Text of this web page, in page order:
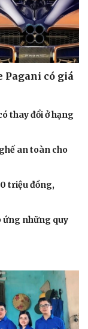
Pagani có giá
thay đổi ở hạng
an toàn cho
triệu đồng,
ứng những quy